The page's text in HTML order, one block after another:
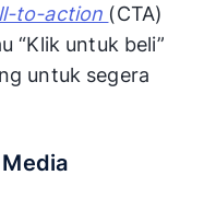
to-action (CTA)
“Klik untuk beli”
untuk segera